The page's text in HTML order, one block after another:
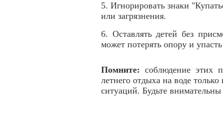
5. Игнорировать знаки
или загрязнения.
6. Оставлять детей без
может потерять опору и
Помните: соблюдение этих
летнего отдыха на воде
ситуаций. Будьте